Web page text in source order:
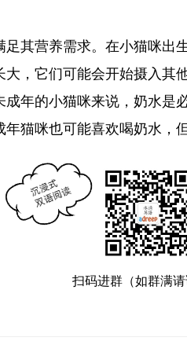
足其营养需求。在小猫咪出
大，它们可能会开始摄入其
成年的小猫咪来说，奶水是
猫咪也可能喜欢喝奶水，
扫码进群（如群满请